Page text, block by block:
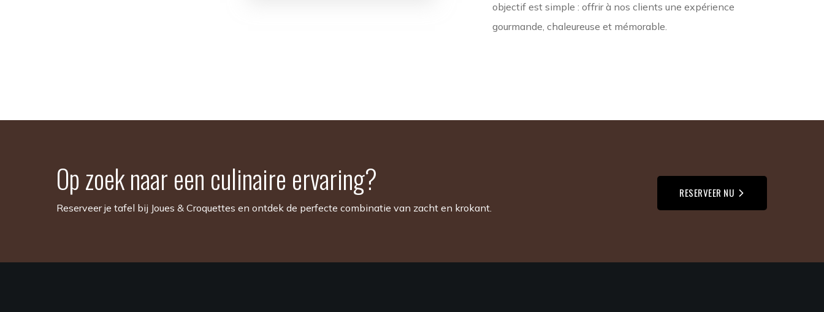
objectif est simple : offrir à nos clients une expérience
gourmande, chaleureuse et mémorable.
Op zoek naar een culinaire ervaring?
Reserveer je tafel bij Joues & Croquettes en ontdek de perfecte combinatie van zacht en krokant.
RESERVEER NU